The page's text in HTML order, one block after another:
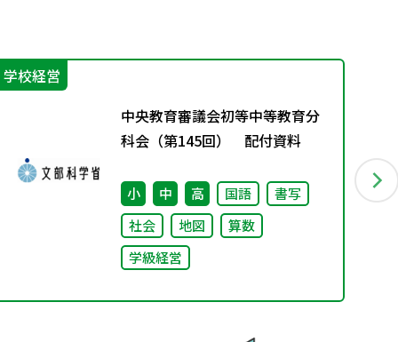
学校経営
中央教育審議会初等中等教育分
科会（第145回） 配付資料
小 中 高 国語
書写
社会
地図
算数
学級経営